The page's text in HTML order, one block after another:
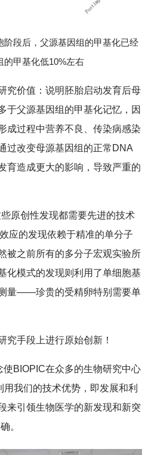
段后，父源基因组的甲基化已经
的甲基化低10%左右
究价值：说明胚胎启动发育后母
于父源基因组的甲基化记忆，因
成过程中营养不良、传染病感染
过改变母源基因组的正常DNA
育造成更大的影响，导致严重的
原创性发现都需要先进的技术
应的发现依赖于精准的单分子
之前所有的多分子宏观实验所
化模式的发现则利用了单细胞基
量——珍贵的受精卵特别需要单
手段上进行原始创新！
使BIOPIC在众多的生物研究中心
用我们的技术优势，即发展和利
来引领生物医学的新发现和新突
。